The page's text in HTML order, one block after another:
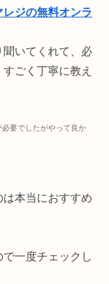
レジの無料オンラ
聞いてくれて、必
ごく丁寧に教え
要でしたがやって良か
本当におすすめ
で一度チェックし